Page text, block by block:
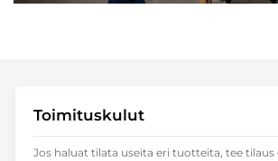
Toimituskulut
Jos haluat tilata useita eri tuotteita, tee tilaus